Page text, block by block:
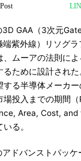
Post
GAA（3次元
端紫外線）リソグ
、ムーアの法則に
るために設計され
する半導体メーカ
場投入までの期間
Area, Cost, and
る。
ドバンストパッケ